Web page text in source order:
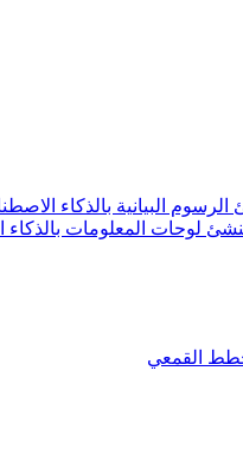
البيانية بالذكاء
لوحات المعلومات بالذكاء
القمعي